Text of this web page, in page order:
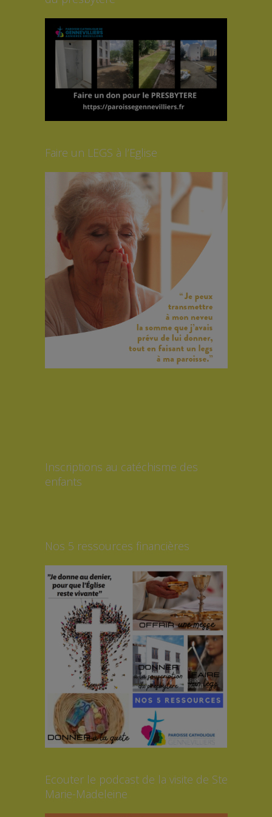
Faire un LEGS à l’Eglise
Inscriptions au catéchisme des
enfants
Nos 5 ressources financières
Ecouter le podcast de la visite de Ste
Marie-Madeleine